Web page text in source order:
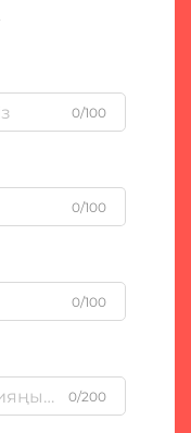
0/100
0/100
0/100
0/200